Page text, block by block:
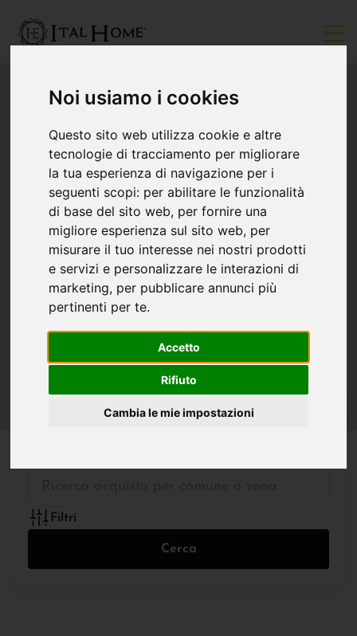
Noi usiamo i cookies
Questo sito web utilizza cookie e altre
tecnologie di tracciamento per migliorare
la tua esperienza di navigazione per i
seguenti scopi: per abilitare le funzionalità
di base del sito web, per fornire una
migliore esperienza sul sito web, per
misurare il tuo interesse nei nostri prodotti
e servizi e personalizzare le interazioni di
marketing, per pubblicare annunci più
pertinenti per te.
Accetto
Rifiuto
Cambia le mie impostazioni
Filtri
Cerca